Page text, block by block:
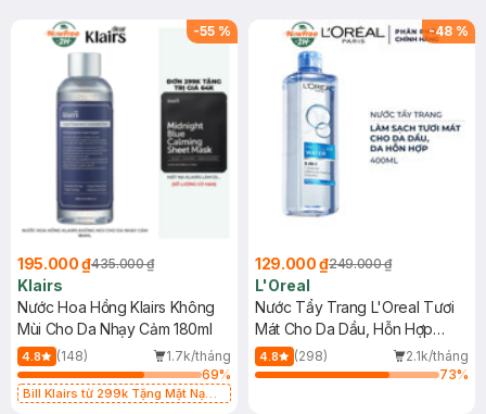
-55 %
195.000 ₫435.000 ₫
Klairs
Nước Hoa Hồng Klairs Không
Mùi Cho Da Nhạy Cảm 180ml
4.8 (148)
1.7k/tháng
69%
Bill Klairs từ 299k Tặng Mặt Nạ
-48 %
129.000 ₫249.000 ₫
L'Oreal
Nước Tẩy Trang L'Oreal Tươi
Mát Cho Da Dầu, Hỗn Hợp
400ml
4.8 (298)
2.1k/tháng
73%